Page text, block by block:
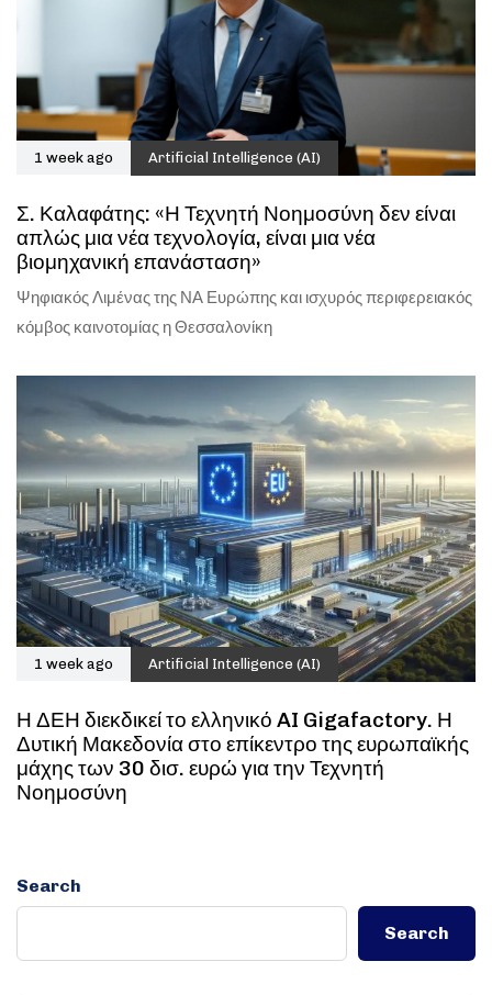
1 week ago Artificial Intelligence (AI)
Σ. Καλαφάτης: «Η Τεχνητή Νοημοσύνη δεν είναι
απλώς μια νέα τεχνολογία, είναι μια νέα
βιομηχανική επανάσταση»
Ψηφιακός Λιμένας της ΝΑ Ευρώπης και ισχυρός περιφερειακός
κόμβος καινοτομίας η Θεσσαλονίκη
1 week ago Artificial Intelligence (AI)
Η ΔΕΗ διεκδικεί το ελληνικό AI Gigafactory. Η
Δυτική Μακεδονία στο επίκεντρο της ευρωπαϊκής
μάχης των 30 δισ. ευρώ για την Τεχνητή
Νοημοσύνη
Search
Search